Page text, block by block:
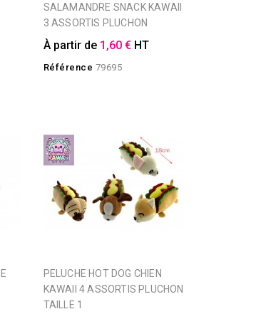
SALAMANDRE SNACK KAWAII
3 ASSORTIS PLUCHON
À partir de 1,60 € HT
Référence 79695
PELUCHE HOT DOG CHIEN
KAWAII 4 ASSORTIS PLUCHON
TAILLE 1